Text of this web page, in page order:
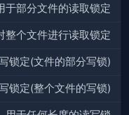
于部分文件的读取锁定
整个文件进行读取锁定
锁定(文件的部分写锁)
锁定(整个文件的写锁)